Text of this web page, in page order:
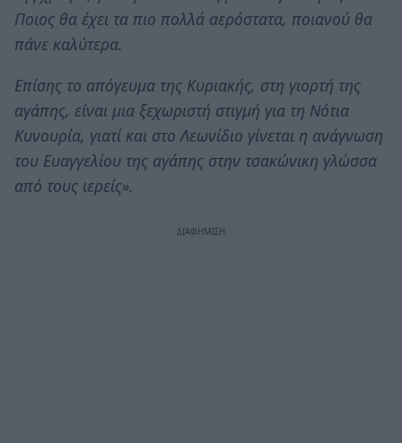
Ποιος θα έχει τα πιο πολλά αερόστατα, ποιανού θα
πάνε καλύτερα.
Επίσης το απόγευμα της Κυριακής, στη γιορτή της
αγάπης, είναι μια ξεχωριστή στιγμή για τη Νότια
Κυνουρία, γιατί και στο Λεωνίδιο γίνεται η ανάγνωση
του Ευαγγελίου της αγάπης στην τσακώνικη γλώσσα
από τους ιερείς».